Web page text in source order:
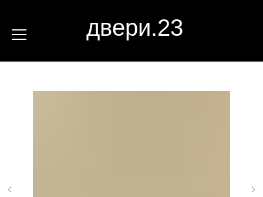
двери.23